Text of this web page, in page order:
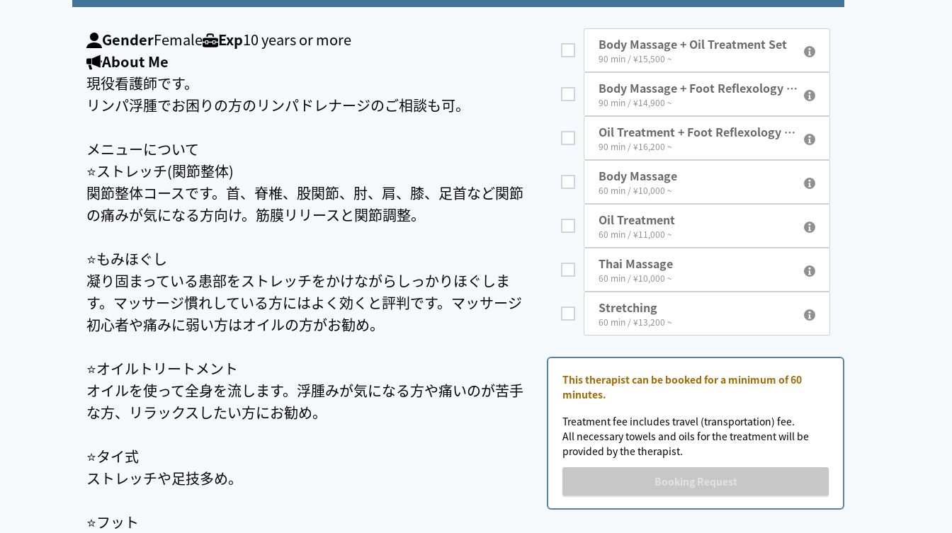
GenderFemale Exp10 years or more
About Me
現役看護師です。
リンパ浮腫でお困りの方のリンパドレナージのご相談も可。
メニューについて
⭐️ストレッチ(関節整体)
関節整体コースです。首、脊椎、股関節、肘、肩、膝、足首など関節
の痛みが気になる方向け。筋膜リリースと関節調整。
⭐️もみほぐし
凝り固まっている患部をストレッチをかけながらしっかりほぐしま
す。マッサージ慣れしている方にはよく効くと評判です。マッサージ
初心者や痛みに弱い方はオイルの方がお勧め。
⭐️オイルトリートメント
オイルを使って全身を流します。浮腫みが気になる方や痛いのが苦手
な方、リラックスしたい方にお勧め。
⭐️タイ式
ストレッチや足技多め。
⭐️フット
Body Massage + Oil Treatment Set
90 min / ¥15,500 ~
Body Massage + Foot Reflexology S
et
90 min / ¥14,900 ~
Oil Treatment + Foot Reflexology Se
t
90 min / ¥16,200 ~
Body Massage
60 min / ¥10,000 ~
Oil Treatment
60 min / ¥11,000 ~
Thai Massage
60 min / ¥10,000 ~
Stretching
60 min / ¥13,200 ~
This therapist can be booked for a minimum of 60
minutes.
Treatment fee includes travel (transportation) fee.
All necessary towels and oils for the treatment will be
provided by the therapist.
Booking Request